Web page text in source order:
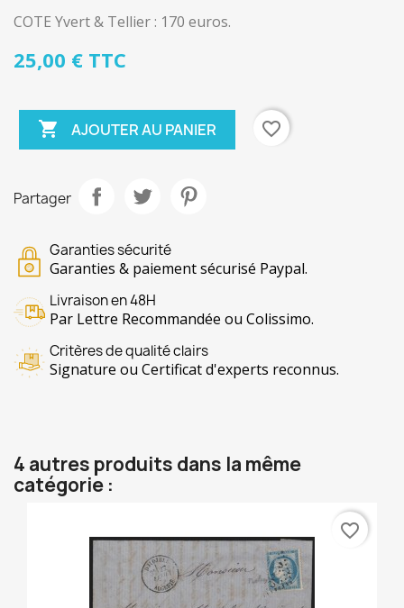
COTE Yvert & Tellier : 170 euros.
25,00 € TTC
 AJOUTER AU PANIER favorite_border
Partager
Garanties sécurité
Garanties & paiement sécurisé Paypal.
Livraison en 48H
Par Lettre Recommandée ou Colissimo.
Critères de qualité clairs
Signature ou Certificat d'experts reconnus.
4 autres produits dans la même
catégorie :
favorite_border